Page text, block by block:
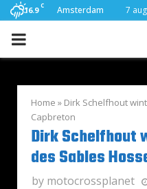
16.9 C Amsterdam 7
PRIMARY
Home » Dirk Schelfhout
Capbreton
Dirk Schelfhout
des Sables
by motocrossplanet